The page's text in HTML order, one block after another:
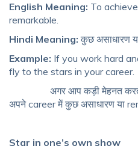
English Meaning: To
remarkable.
Hindi Meaning: कुछ असाधारण
Example: If you work hard
fly to the stars in your career.
अगर आप कड़ी मेहनत करते हैं
अपने career में कुछ असाधारण या
Star in one’s own show